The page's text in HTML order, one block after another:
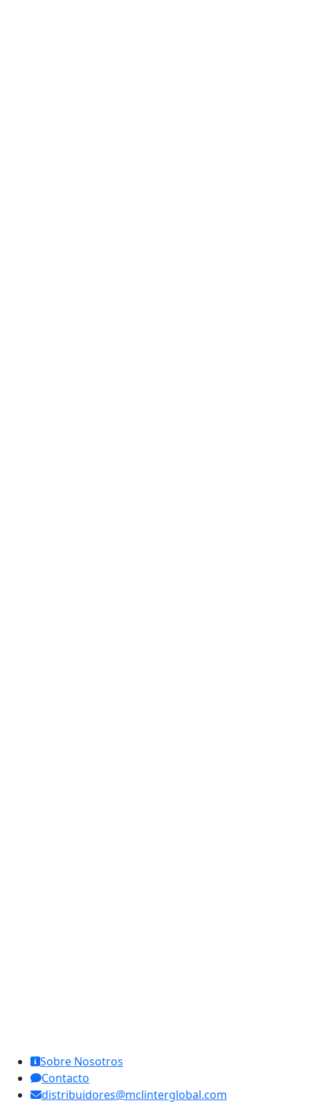
Sobre Nosotros
Contacto
distribuidores@mclinterglobal.com